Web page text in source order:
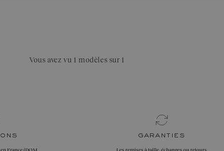
Vous avez vu 1 modèles sur 1
garanties